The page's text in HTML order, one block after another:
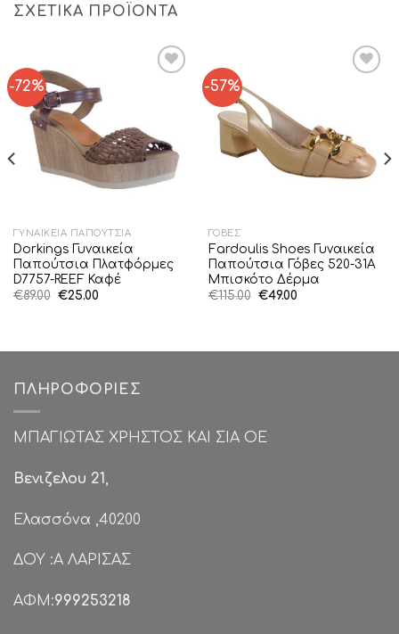
ΣΧΕΤΙΚΆ ΠΡΟΪΌΝΤΑ
-72%
ΓΥΝΑΙΚΕΊΑ ΠΑΠΟΎΤΣΙΑ
Dorkings Γυναικεία
Παπούτσια Πλατφόρμες
D7757-REEF Καφέ
€89.00 Original
€25.00Η
-57%
ΓΌΒΕΣ
Fardoulis Shoes Γυναικεία
Παπούτσια Γόβες 520-31A
Μπισκότο Δέρμα
€115.00 Original
€49.00Η
ΠΛΗΡΟΦΟΡΊΕΣ
ΜΠΑΓΙΩΤΑΣ ΧΡΗΣΤΟΣ ΚΑΙ ΣΙΑ ΟΕ
Βενιζελου 21,
Ελασσόνα ,40200
ΔΟΥ :Α ΛΑΡΙΣΑΣ
ΑΦΜ:999253218